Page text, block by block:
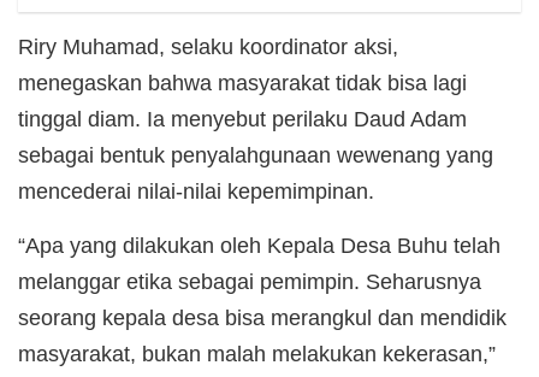
Riry Muhamad, selaku koordinator aksi,
menegaskan bahwa masyarakat tidak bisa lagi
tinggal diam. Ia menyebut perilaku Daud Adam
sebagai bentuk penyalahgunaan wewenang yang
mencederai nilai-nilai kepemimpinan.
“Apa yang dilakukan oleh Kepala Desa Buhu telah
melanggar etika sebagai pemimpin. Seharusnya
seorang kepala desa bisa merangkul dan mendidik
masyarakat, bukan malah melakukan kekerasan,”